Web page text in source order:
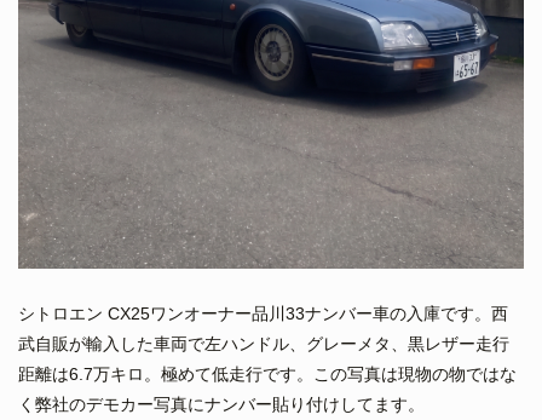
シトロエン CX25ワンオーナー品川33ナンバー車の入庫です。西
武自販が輸入した車両で左ハンドル、グレーメタ、黒レザー走行
距離は6.7万キロ。極めて低走行です。この写真は現物の物ではな
く弊社のデモカー写真にナンバー貼り付けしてます。